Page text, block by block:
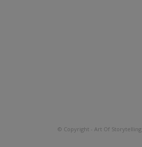
© Copyright - Art Of Storytelling